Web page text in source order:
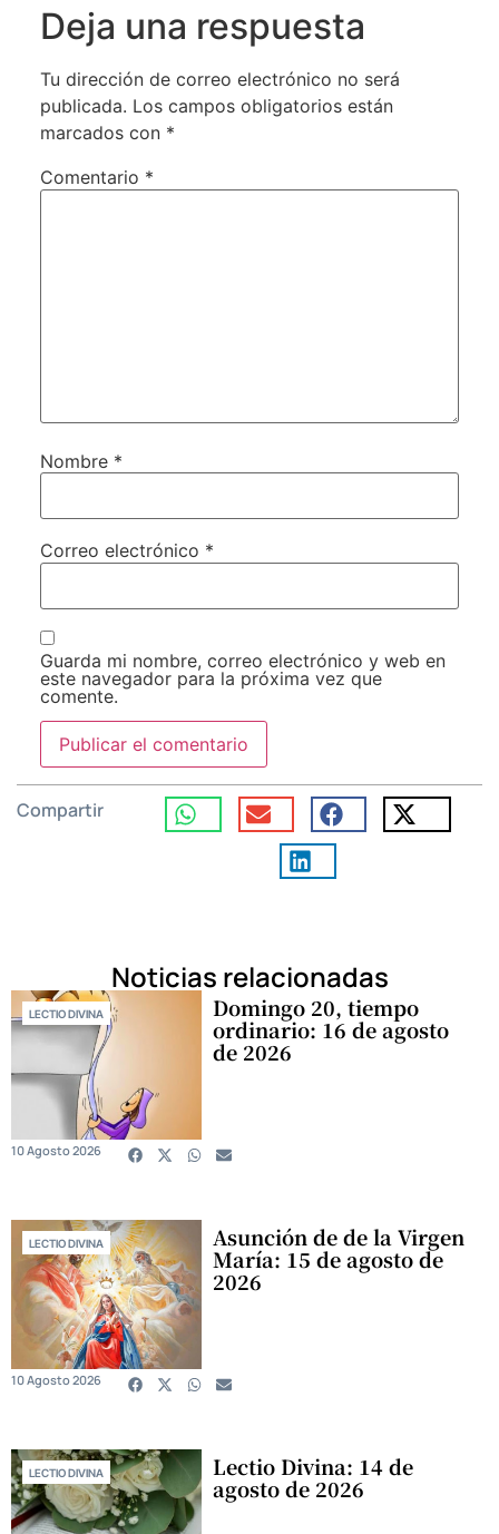
Deja una respuesta
Tu dirección de correo electrónico no será
publicada. Los campos obligatorios están
marcados con *
Comentario *
Nombre *
Correo electrónico *
Guarda mi nombre, correo electrónico y web en
este navegador para la próxima vez que
comente.
Compartir
Noticias relacionadas
LECTIO DIVINA Domingo 20, tiempo
ordinario: 16 de agosto
de 2026
10 Agosto 2026
LECTIO DIVINA Asunción de de la Virgen
María: 15 de agosto de
2026
10 Agosto 2026
LECTIO DIVINA Lectio Divina: 14 de
agosto de 2026